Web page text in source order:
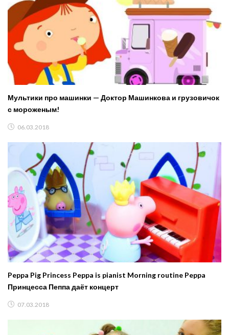
Мультики про машинки — Доктор Машинкова и грузовичок
с мороженым!
06.03.2018
Peppa Pig Princess Peppa is pianist Morning routine Peppa
Принцесса Пеппа даёт концерт
07.03.2018